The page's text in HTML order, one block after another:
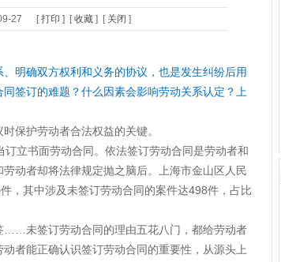
09-27 [打印 ] [收藏 ] [ 关闭 ]
明确双方权利和义务的协议，也是发生纠纷后用
签订的难题？什么因素会影响劳动关系认定？上
保护劳动者合法权益的关键。
订立书面劳动合同。依法签订劳动合同是劳动者和
动者却将法律规定抛之脑后。上海市金山区人民
，其中涉及未签订劳动合同的案件达498件，占比
……未签订劳动合同的理由五花八门，都给劳动者
者能正确认识签订劳动合同的重要性，从源头上